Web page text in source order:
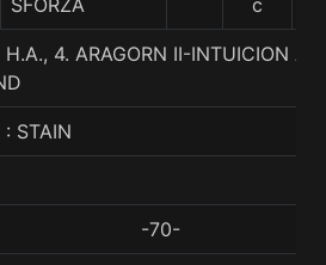
SFORZA
c
H.A., 4. ARAGORN II-INTUICION
: STAIN
-70-